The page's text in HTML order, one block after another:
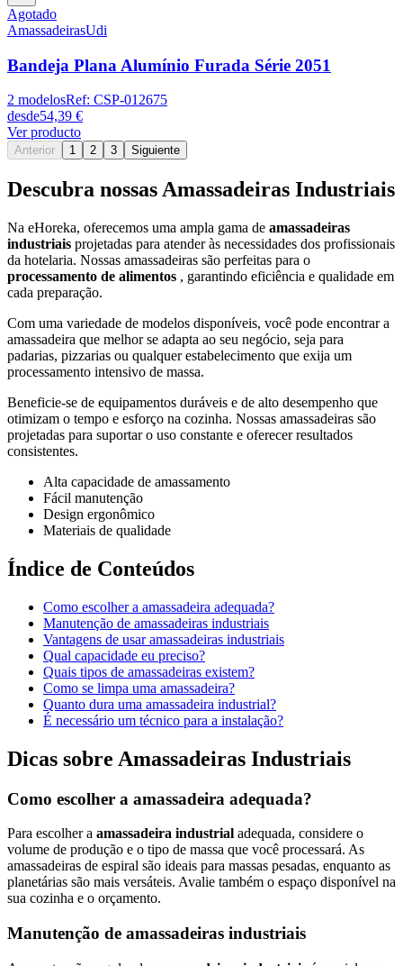
Agotado
AmassadeirasUdi
Bandeja Plana Alumínio Furada Série 2051
2 modelosRef: CSP-012675
desde54,39 €
Ver producto
Anterior 1 2 3 Siguiente
Descubra nossas Amassadeiras Industriais
Na eHoreka, oferecemos uma ampla gama de amassadeiras
industriais projetadas para atender às necessidades dos profissionais
da hotelaria. Nossas amassadeiras são perfeitas para o
processamento de alimentos , garantindo eficiência e qualidade em
cada preparação.
Com uma variedade de modelos disponíveis, você pode encontrar a
amassadeira que melhor se adapta ao seu negócio, seja para
padarias, pizzarias ou qualquer estabelecimento que exija um
processamento intensivo de massa.
Beneficie-se de equipamentos duráveis e de alto desempenho que
otimizam o tempo e esforço na cozinha. Nossas amassadeiras são
projetadas para suportar o uso constante e oferecer resultados
consistentes.
Alta capacidade de amassamento
Fácil manutenção
Design ergonômico
Materiais de qualidade
Índice de Conteúdos
Como escolher a amassadeira adequada?
Manutenção de amassadeiras industriais
Vantagens de usar amassadeiras industriais
Qual capacidade eu preciso?
Quais tipos de amassadeiras existem?
Como se limpa uma amassadeira?
Quanto dura uma amassadeira industrial?
É necessário um técnico para a instalação?
Dicas sobre Amassadeiras Industriais
Como escolher a amassadeira adequada?
Para escolher a amassadeira industrial adequada, considere o
volume de produção e o tipo de massa que você processará. As
amassadeiras de espiral são ideais para massas pesadas, enquanto as
planetárias são mais versáteis. Avalie também o espaço disponível na
sua cozinha e o orçamento.
Manutenção de amassadeiras industriais